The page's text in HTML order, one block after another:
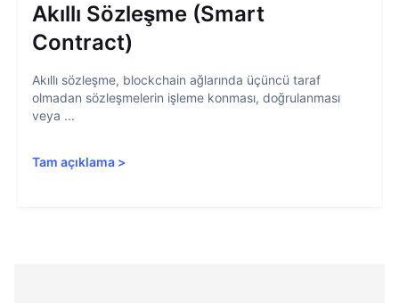
Akıllı Sözleşme (Smart
Contract)
Akıllı sözleşme, blockchain ağlarında üçüncü taraf
olmadan sözleşmelerin işleme konması, doğrulanması
veya ...
Tam açıklama >